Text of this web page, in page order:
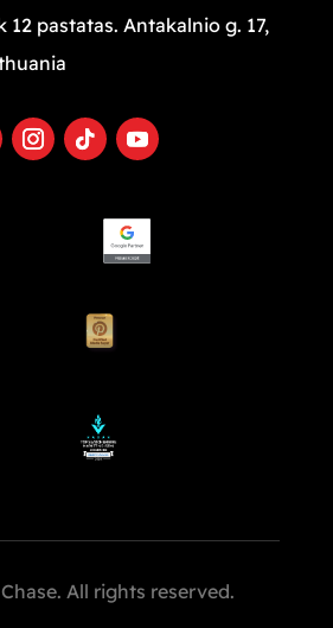
12 pastatas. Antakalnio g. 17,
All rights reserved.